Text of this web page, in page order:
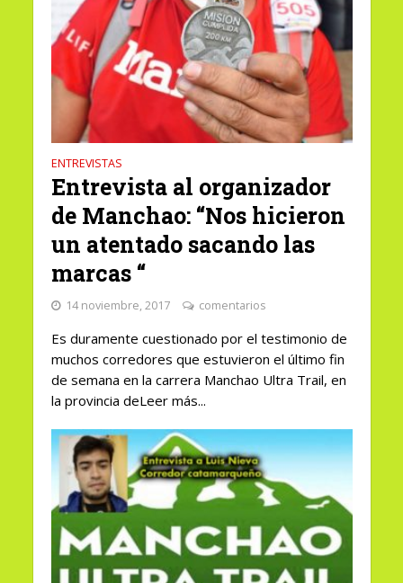
ENTREVISTAS
Entrevista al organizador
de Manchao: “Nos hicieron
un atentado sacando las
marcas “
14 noviembre, 2017 comentarios
Es duramente cuestionado por el testimonio de
muchos corredores que estuvieron el último fin
de semana en la carrera Manchao Ultra Trail, en
la provincia deLeer más...